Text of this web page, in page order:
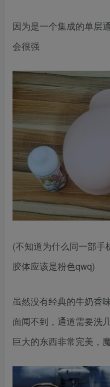
因为是一个集成的单层
会很强
(不知道为什么同一部
胶体应该是粉色qwq)
虽然没有经典的牛奶香
面闻不到，通道需要洗
巨大的东西非常完美，